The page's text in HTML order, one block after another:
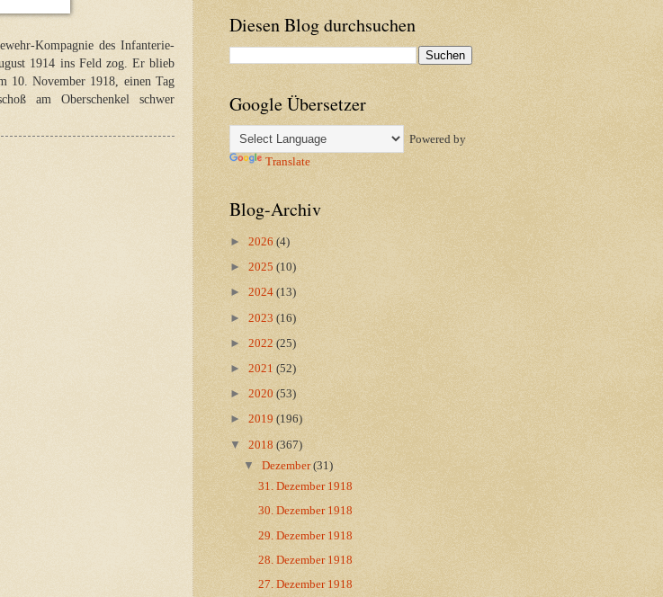
Kompagnie des Infanterie-
1914 ins Feld zog. Er blieb
10. November 1918, einen Tag
am Oberschenkel schwer
Diesen Blog durchsuchen
Google Übersetzer
Powered by
Translate
Blog-Archiv
► 2026 (4)
► 2025 (10)
► 2024 (13)
► 2023 (16)
► 2022 (25)
► 2021 (52)
► 2020 (53)
► 2019 (196)
▼ 2018 (367)
▼Dezember(31)
31. Dezember 1918
30. Dezember 1918
29. Dezember 1918
28. Dezember 1918
27. Dezember 1918